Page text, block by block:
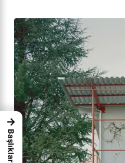
→
Başlıklar